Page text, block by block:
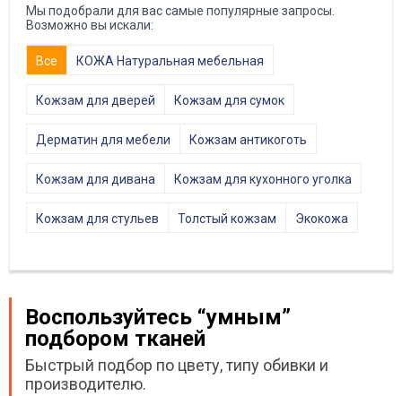
Мы подобрали для вас самые популярные запросы.
Возможно вы искали:
Все КОЖА Натуральная мебельная
Кожзам для дверей Кожзам для сумок
Дерматин для мебели Кожзам антикоготь
Кожзам для дивана Кожзам для кухонного уголка
Кожзам для стульев Толстый кожзам Экокожа
Воспользуйтесь “умным”
подбором тканей
Быстрый подбор по цвету, типу обивки и
производителю.